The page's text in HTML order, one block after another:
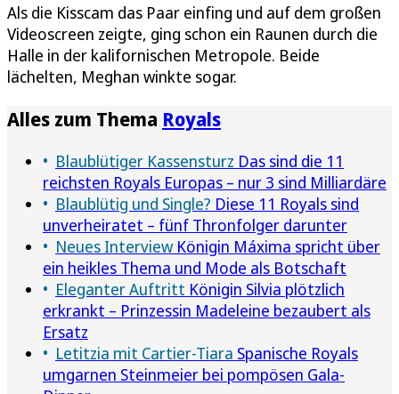
Als die Kisscam das Paar einfing und auf dem großen
Videoscreen zeigte, ging schon ein Raunen durch die
Halle in der kalifornischen Metropole. Beide
lächelten, Meghan winkte sogar.
Alles zum Thema Royals
Blaublütiger Kassensturz Das sind die 11
reichsten Royals Europas – nur 3 sind Milliardäre
Blaublütig und Single? Diese 11 Royals sind
unverheiratet – fünf Thronfolger darunter
Neues Interview Königin Máxima spricht über
ein heikles Thema und Mode als Botschaft
Eleganter Auftritt Königin Silvia plötzlich
erkrankt – Prinzessin Madeleine bezaubert als
Ersatz
Letitzia mit Cartier-Tiara Spanische Royals
umgarnen Steinmeier bei pompösen Gala-